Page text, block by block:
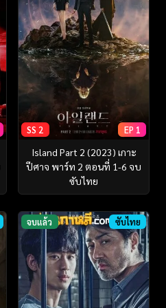
SS 2 EP 1
Island Part 2 (2023) เกาะ
ปีศาจ พาร์ท 2 ตอนที่ 1-6 จบ
ซับไทย
จบแล้ว ซับไทย